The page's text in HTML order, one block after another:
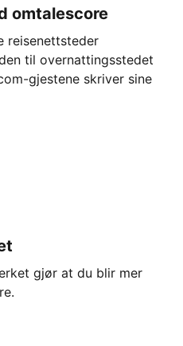
omtalescore
reisenettsteder
til overnattingsstedet
gjestene skriver sine
gjør at du blir mer